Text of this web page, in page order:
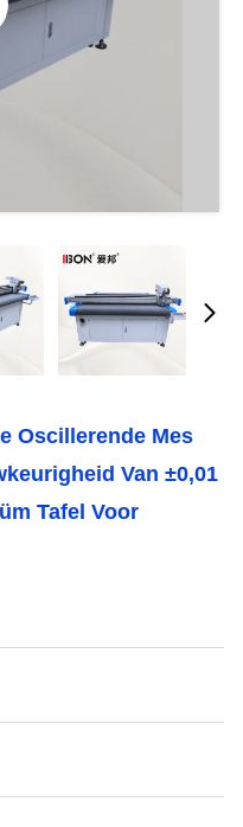
Oscillerende Mes
Van ±0,01
Tafel Voor